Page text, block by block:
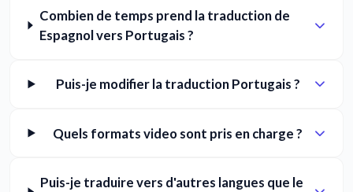
Combien de temps prend la traduction de
Espagnol vers Portugais ?
Puis-je modifier la traduction Portugais ?
Quels formats video sont pris en charge ?
Puis-je traduire vers d'autres langues que le